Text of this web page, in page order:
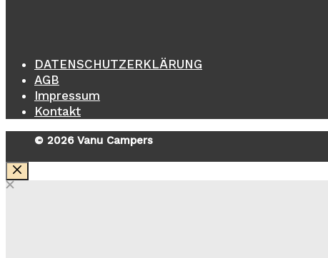
DATENSCHUTZERKLÄRUNG
AGB
Impressum
Kontakt
© 2026 Vanu Campers
SCHLIESSEN